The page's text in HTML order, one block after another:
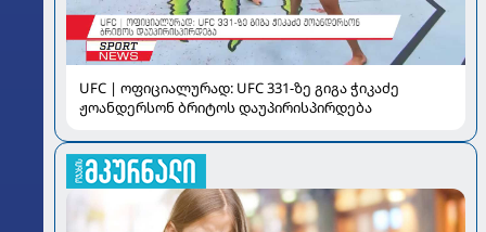
UFC | ოფიციალურად: UFC 331-ზე გიგა ჭიკაძე
ჟოანდერსონ ბრიტოს დაუპირისპირდება